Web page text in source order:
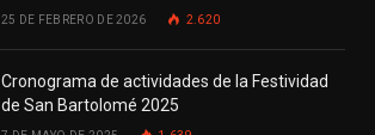
25 DE FEBRERO DE 2026 2.620
Cronograma de actividades de la Festividad
de San Bartolomé 2025